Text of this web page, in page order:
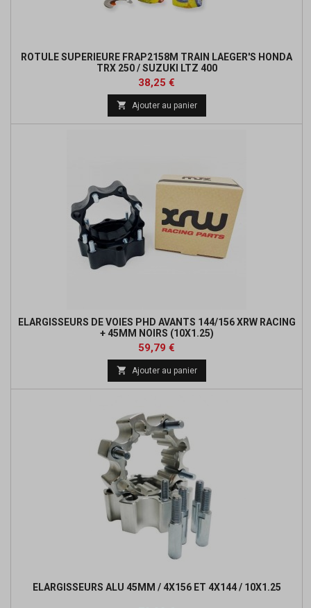
ROTULE SUPERIEURE FRAP2158M TRAIN LAEGER'S HONDA
TRX 250 / SUZUKI LTZ 400
Prix
38,25 €
base
 Ajouter au panier
ELARGISSEURS DE VOIES PHD AVANTS 144/156 XRW RACING
+ 45MM NOIRS (10X1.25)
Prix
59,79 €
base
 Ajouter au panier
ELARGISSEURS ALU 45MM / 4X156 ET 4X144 / 10X1.25